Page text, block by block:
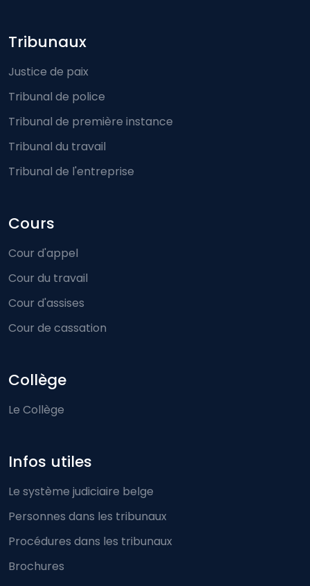
Footer-menu
Tribunaux
Justice de paix
Tribunal de police
Tribunal de première instance
Tribunal du travail
Tribunal de l'entreprise
Cours
Cour d'appel
Cour du travail
Cour d'assises
Cour de cassation
Collège
Le Collège
Infos utiles
Le système judiciaire belge
Personnes dans les tribunaux
Procédures dans les tribunaux
Brochures